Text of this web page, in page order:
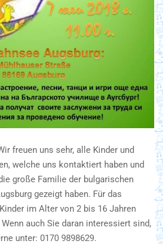
freuen uns sehr, alle Kinder und
welche uns kontaktiert haben und
große Familie der bulgarischen
gezeigt haben. Für das
im Alter von 2 bis 16 Jahren
auch Sie daran interessiert sind,
unter: 0170 9898629.